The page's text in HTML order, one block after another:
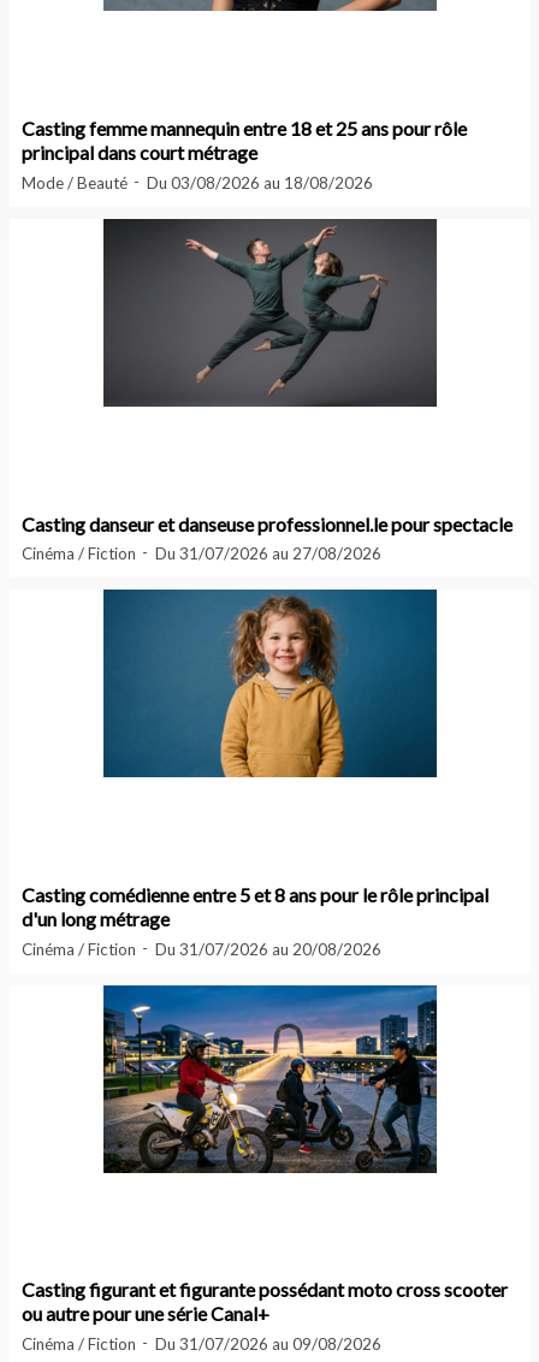
Casting femme mannequin entre 18 et 25 ans pour rôle
principal dans court métrage
Mode / Beauté Du 03/08/2026 au 18/08/2026
Casting danseur et danseuse professionnel.le pour spectacle
Cinéma / Fiction Du 31/07/2026 au 27/08/2026
Casting comédienne entre 5 et 8 ans pour le rôle principal
d'un long métrage
Cinéma / Fiction Du 31/07/2026 au 20/08/2026
Casting figurant et figurante possédant moto cross scooter
ou autre pour une série Canal+
Cinéma / Fiction Du 31/07/2026 au 09/08/2026